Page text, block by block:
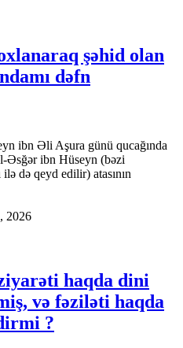
şəhid olan
dəfn
ibn Əli Aşura günü qucağında
Əsğər ibn Hüseyn (bəzi
də qeyd edilir) atasının
2026
haqda dini
və fəziləti haqda
?